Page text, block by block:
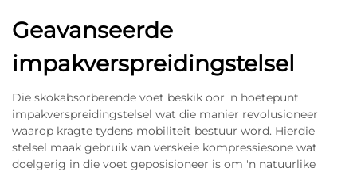
Geavanseerde
impakverspreidingstelsel
Die skokabsorberende voet beskik oor 'n hoëtepunt
impakverspreidingstelsel wat die manier revolusioneer
waarop kragte tydens mobiliteit bestuur word. Hierdie
stelsel maak gebruik van verskeie kompressiesone wat
doelgerig in die voet geposisioneer is om 'n natuurlike